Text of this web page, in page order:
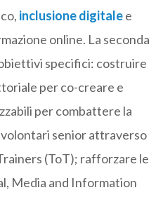
inclusione digitalee
online. La seconda
specifici: costruire
per co-creare e
per combattere la
senior attraverso
(ToT); rafforzare le
Media and Information